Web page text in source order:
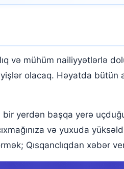
və mühüm nailiyyətlərlə
olacaq. Həyatda bütün
bir yerdən başqa yerə
və yuxuda
Qısqanclıqdan xəbər